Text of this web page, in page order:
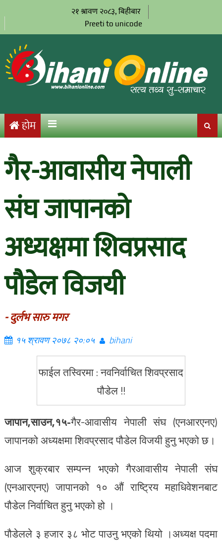
२१ श्रावण २०८३, बिहीबार
Preeti to unicode
होम
गैर-आवासीय नेपाली
संघ जापानको
अध्यक्षमा शिवप्रसाद
पौडेल विजयी
- दुर्लभ सारु मगर
१५ श्रावण २०७८ २०:०५ bihani
फाईल तस्विरमा : नवनिर्वाचित शिवप्रसाद
पौडेल !!
जापान,साउन,१५-गैर-आवासीय नेपाली संघ (एनआरएनए)
जापानको अध्यक्षमा शिवप्रसाद पौडेल विजयी हुनु भएको छ।
आज शुक्रबार सम्पन्न भएको गैरआवासीय नेपाली संघ
(एनआरएनए) जापानको १० औं राष्ट्रिय महाधिवेशनबाट
पौडेल निर्वाचित हुनु भएको हो ।
पौडेलले ३ हजार ३८ भोट पाउनु भएको थियो ।अध्यक्ष पदमा